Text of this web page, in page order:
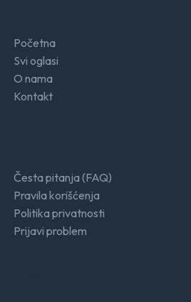
Početna
Svi oglasi
O nama
Kontakt
Česta pitanja (FAQ)
Pravila korišćenja
Politika privatnosti
Prijavi problem